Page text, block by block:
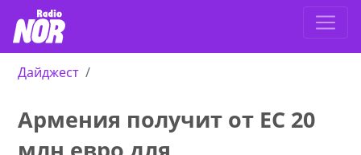
Дайджест
Армения получит от ЕС 20